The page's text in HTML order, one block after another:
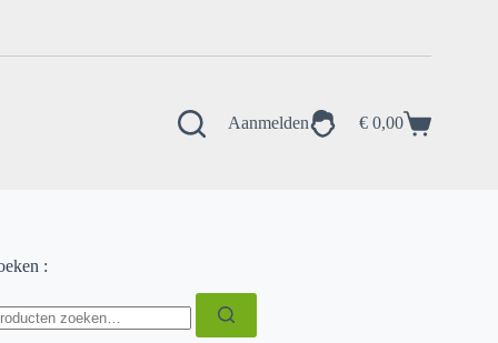
Aanmelden Winkelwagen
€ 0,00
: